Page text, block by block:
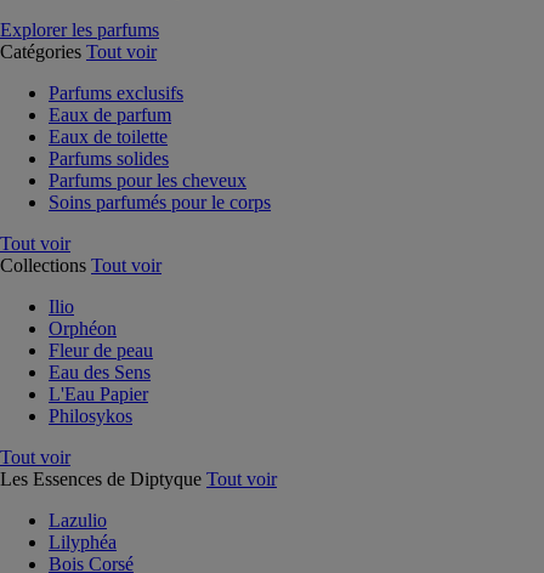
Explorer les parfums
Catégories Tout voir
Parfums exclusifs
Eaux de parfum
Eaux de toilette
Parfums solides
Parfums pour les cheveux
Soins parfumés pour le corps
Tout voir
Collections Tout voir
Ilio
Orphéon
Fleur de peau
Eau des Sens
L'Eau Papier
Philosykos
Tout voir
Les Essences de Diptyque Tout voir
Lazulio
Lilyphéa
Bois Corsé